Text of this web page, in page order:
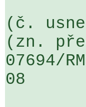
(č.
(zn.
08